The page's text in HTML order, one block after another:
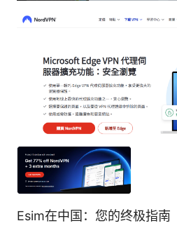
Esim在中国：您的终极指